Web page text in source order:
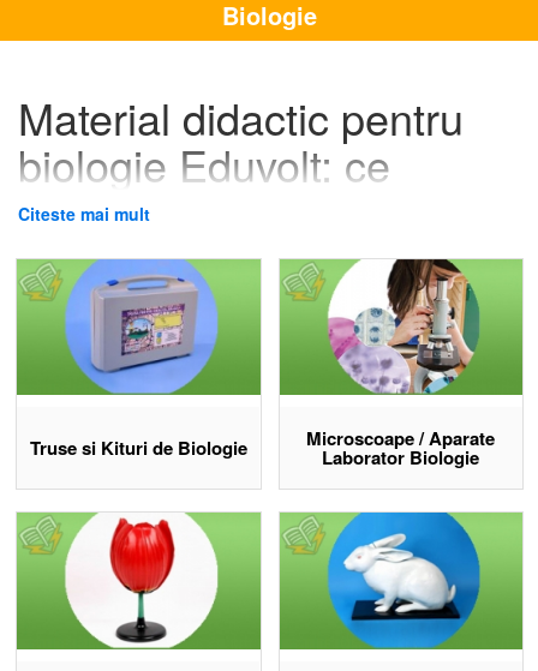
Biologie
Material didactic pentru
biologie Eduvolt: ce
produse echipezi în
laboratorul de biologie?
Eduvolt oferă ogamă completă de material didactic pentru
biologie la gimnaziu și liceu:
microscoape, truse, mulaje,
planșe, atlase școlare și softuri educative, toate organizate pe
subdiscipline.
termometre, lupe, lame, pensete și kituri de disecție. Mulajele
acoperă anatomia omului, botanica și zoologia, cu modele
detașabile pentru studiu hands-on.
Atlasele școlare de biologie completează predarea vizuală, iar
planșele acoperă botanica, zoologia, anatomia și educația pentru
sănătate. Modelele ADN/ARN pentru genetică permit studiul
structurii moleculare la nivel gimnazial și liceal.
Transport gratuit la comenzile de material didactic de peste 200
RON. Eduvolt are experiență de peste 20 ani în domeniul
Citeste mai mult
Truse si Kituri de Biologie Microscoape / Aparate
Laborator Biologie